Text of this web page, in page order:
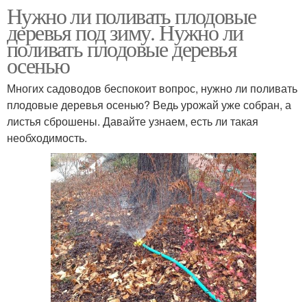
Нужно ли поливать плодовые
деревья под зиму. Нужно ли
поливать плодовые деревья
осенью
Многих садоводов беспокоит вопрос, нужно ли поливать
плодовые деревья осенью? Ведь урожай уже собран, а
листья сброшены. Давайте узнаем, есть ли такая
необходимость.